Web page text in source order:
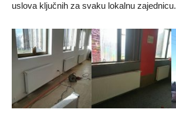
uslova ključnih za svaku lokalnu zajednicu.